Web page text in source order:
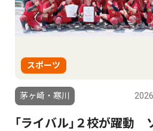
スポーツ
茅ヶ崎・寒川
｢ライバル｣２校が躍動